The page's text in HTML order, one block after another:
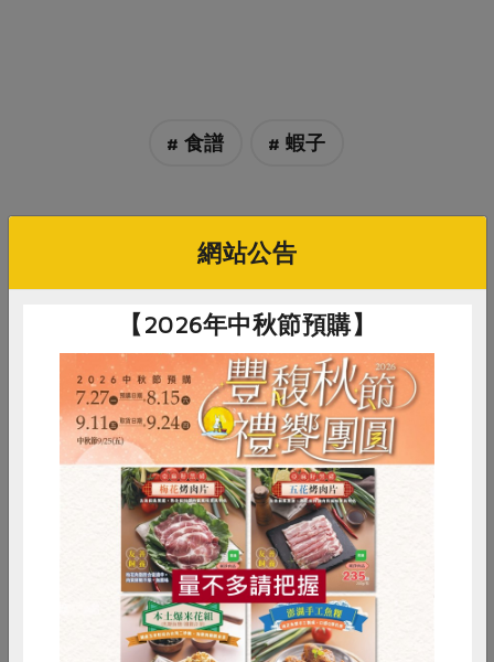
# 食譜 # 蝦子
你可能有興趣的食譜
RPET 食譜 減硝酸鹽
雞蛋 食安 共同購買
網站公告
【2026年中秋節預購】